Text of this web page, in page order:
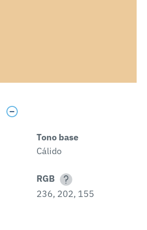
Tono base
Cálido
RGB
236, 202, 155